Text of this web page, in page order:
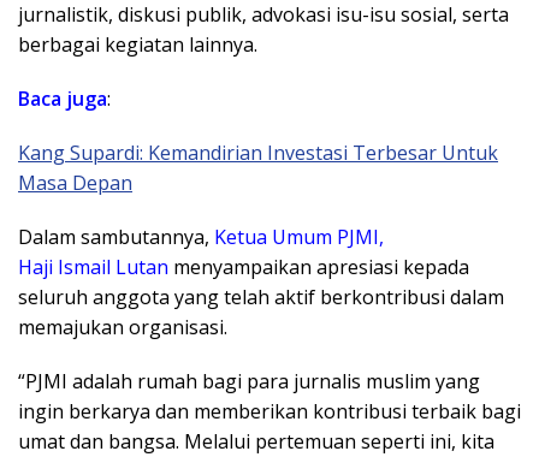
jurnalistik, diskusi publik, advokasi isu-isu sosial, serta
berbagai kegiatan lainnya.
Baca juga:
Kang Supardi: Kemandirian Investasi Terbesar Untuk
Masa Depan
Dalam sambutannya, Ketua Umum PJMI,
Haji Ismail Lutan menyampaikan apresiasi kepada
seluruh anggota yang telah aktif berkontribusi dalam
memajukan organisasi.
“PJMI adalah rumah bagi para jurnalis muslim yang
ingin berkarya dan memberikan kontribusi terbaik bagi
umat dan bangsa. Melalui pertemuan seperti ini, kita